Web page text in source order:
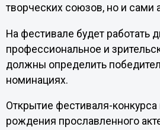
творческих союзов, но и сами
На фестивале будет работать
профессиональное и
должны определить
номинациях.
Открытие фестиваля-
рождения прославленного